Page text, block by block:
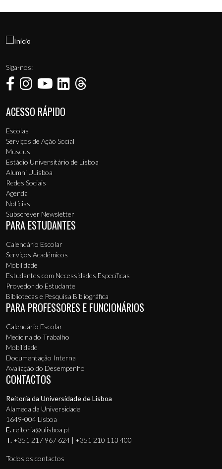
Siga-nos:
Menu de rodapé
ACESSO RÁPIDO
Escolas
Serviços de Ação Social
Museus
Estádio Universitário de Lisboa
Alumni ULisboa
Redes Sociais
Agenda
Notícias
Subscrever Newsletter
PARA ESTUDANTES
Calendário Escolar
Serviços Académicos
Mobilidade
Estudantes com Necessidades Específicas
Provedor do Estudante
Bibliotecas e Pesquisa Bibliográfica
PARA PROFESSORES E FUNCIONÁRIOS
Calendário Escolar
Medicina do Trabalho
Mobilidade
Documentação Interna
Avaliação do Desempenho
CONTACTOS
Reitoria da Universidade de Lisboa
Alameda da Universidade
1649-004 Lisboa
E. reitoria@ulisboa.pt
T. +351 217 967 624 | +351 210 113 400
Todos os contactos